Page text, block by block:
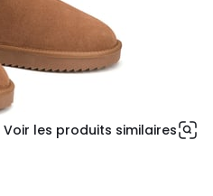
Voir les produits similaires